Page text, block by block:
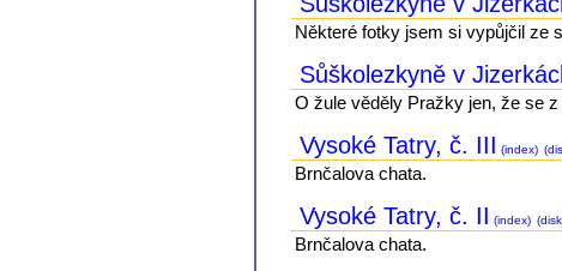
Některé fotky jsem si vypůjčil ze
Sůškolezkyně v
O žule věděly Pražky jen, že se
Vysoké Tatry, č. III (index)
Brnčalova chata.
Vysoké Tatry, č. II (index)
Brnčalova chata.